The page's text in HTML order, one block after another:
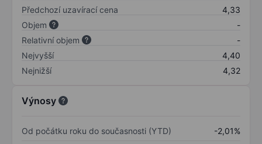
Předchozí uzavírací cena
4,33
Objem
-
Relativní objem
-
Nejvyšší
4,40
Nejnižší
4,32
Výnosy
Od počátku roku do současnosti (YTD)
-2,01%